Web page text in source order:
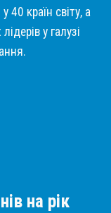
40 країн світу, а
у галузі
на рік